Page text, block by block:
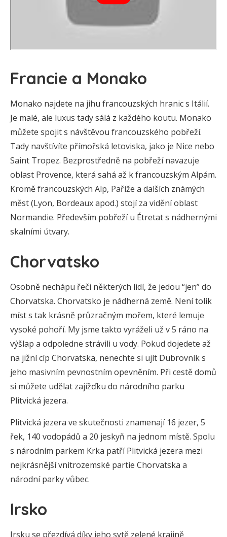
Francie a Monako
Monako najdete na jihu francouzských hranic s Itálií.
Je malé, ale luxus tady sálá z každého koutu. Monako
můžete spojit s návštěvou francouzského pobřeží.
Tady navštívíte přímořská letoviska, jako je Nice nebo
Saint Tropez. Bezprostředně na pobřeží navazuje
oblast Provence, která sahá až k francouzským Alpám.
Kromě francouzských Alp, Paříže a dalších známých
měst (Lyon, Bordeaux apod.) stojí za vidění oblast
Normandie. Především pobřeží u Étretat s nádhernými
skalními útvary.
Chorvatsko
Osobně nechápu řeči některých lidí, že jedou “jen” do
Chorvatska. Chorvatsko je nádherná země. Není tolik
míst s tak krásně průzračným mořem, které lemuje
vysoké pohoří. My jsme takto vyráželi už v 5 ráno na
výšlap a odpoledne strávili u vody. Pokud dojedete až
na jižní cíp Chorvatska, nenechte si ujít Dubrovník s
jeho masivním pevnostním opevněním. Při cestě domů
si můžete udělat zajížďku do národního parku
Plitvická jezera.
Plitvická jezera ve skutečnosti znamenají 16 jezer, 5
řek, 140 vodopádů a 20 jeskyň na jednom místě. Spolu
s národním parkem Krka patří Plitvická jezera mezi
nejkrásnější vnitrozemské partie Chorvatska a
národní parky vůbec.
Irsko
Irsku se přezdívá díky jeho sytě zelené krajině